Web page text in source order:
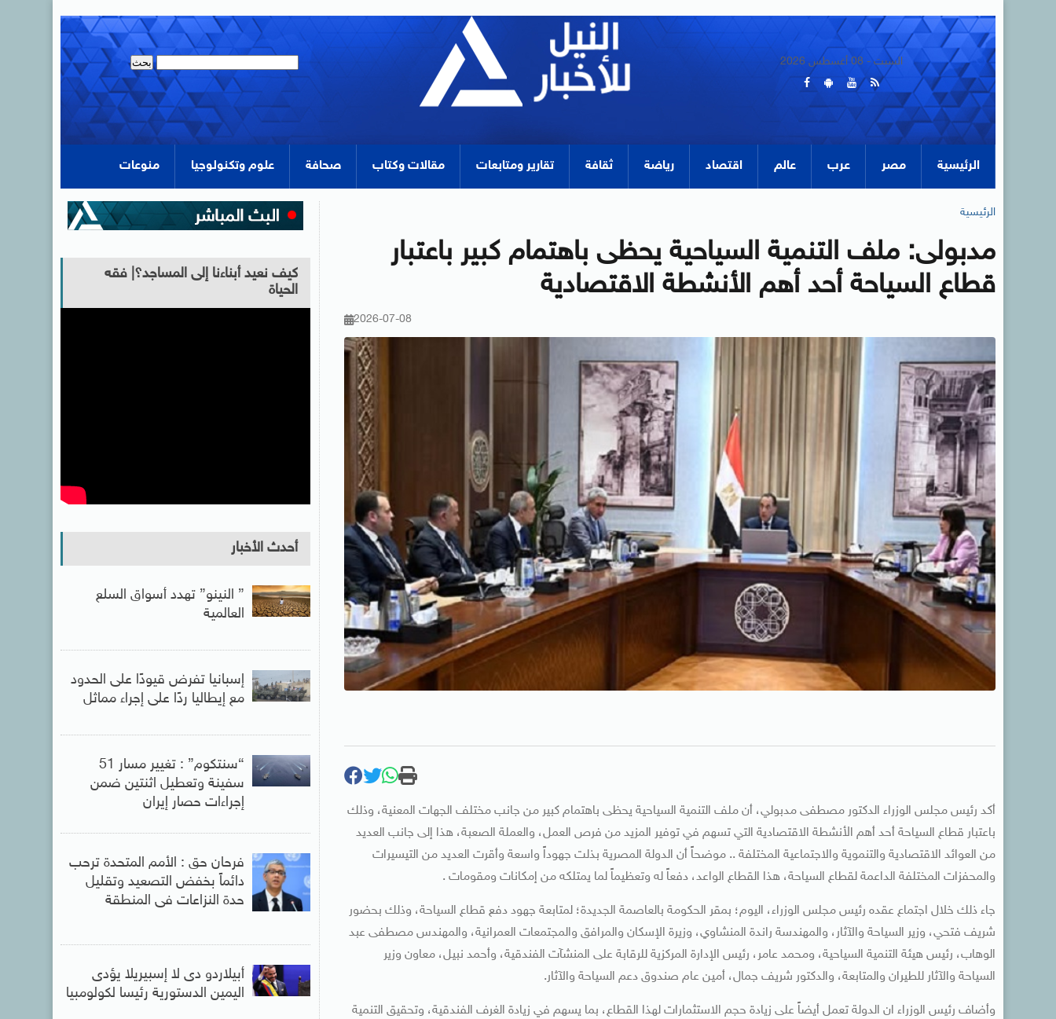
السبت - 08 أغسطس 2026
الرئيسية مصر عرب عالم اقتصاد رياضة ثقافة تقارير ومتابعات مقالات وكتاب صحافة علوم وتكنولوجيا منوعات
الرئيسية
مدبولى: ملف التنمية السياحية يحظى باهتمام كبير باعتبار
قطاع السياحة أحد أهم الأنشطة الاقتصادية
2026-07-08
أكد رئيس مجلس الوزراء الدكتور مصطفى مدبولي، أن ملف التنمية السياحية يحظى باهتمام كبير من جانب مختلف الجهات المعنية، وذلك
باعتبار قطاع السياحة أحد أهم الأنشطة الاقتصادية التي تسهم في توفير المزيد من فرص العمل، والعملة الصعبة، هذا إلى جانب العديد
من العوائد الاقتصادية والتنموية والاجتماعية المختلفة .. موضحاً أن الدولة المصرية بذلت جهوداً واسعة وأقرت العديد من التيسيرات
والمحفزات المختلفة الداعمة لقطاع السياحة، هذا القطاع الواعد، دفعاً له وتعظيماً لما يمتلكه من إمكانات ومقومات .
جاء ذلك خلال اجتماع عقده رئيس مجلس الوزراء، اليوم؛ بمقر الحكومة بالعاصمة الجديدة؛ لمتابعة جهود دفع قطاع السياحة، وذلك بحضور
شريف فتحي، وزير السياحة والآثار، والمهندسة راندة المنشاوي، وزيرة الإسكان والمرافق والمجتمعات العمرانية، والمهندس مصطفى عبد
الوهاب، رئيس هيئة التنمية السياحية، ومحمد عامر، رئيس الإدارة المركزية للرقابة على المنشآت الفندقية، وأحمد نبيل، معاون وزير
السياحة والآثار للطيران والمتابعة، والدكتور شريف جمال، أمين عام صندوق دعم السياحة والآثار.
وأضاف رئيس الوزراء ان الدولة تعمل أيضاً على زيادة حجم الاستثمارات لهذا القطاع، بما يسهم في زيادة الغرف الفندقية، وتحقيق التنمية
كيف نعيد أبناءنا إلى المساجد؟| فقه
الحياة
أحدث الأخبار
” النينو” تهدد أسواق السلع
العالمية
إسبانيا تفرض قيودًا على الحدود
مع إيطاليا ردًا على إجراء مماثل
“سنتكوم” : تغيير مسار 51
سفينة وتعطيل اثنتين ضمن
إجراءات حصار إيران
فرحان حق : الأمم المتحدة ترحب
دائماً بخفض التصعيد وتقليل
حدة النزاعات فى المنطقة
أبيلاردو دى لا إسبيريلا يؤدى
اليمين الدستورية رئيسا لكولومبيا